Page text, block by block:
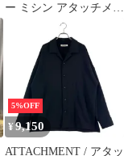
ー ミシン アタッチメン
ト パイピング バイヤス
手芸 縫製 ソーイング
6mm 9mm 12mm 18mm
25mm ハンドメイド
5%OFF
¥9,150
ATTACHMENT / アタッ